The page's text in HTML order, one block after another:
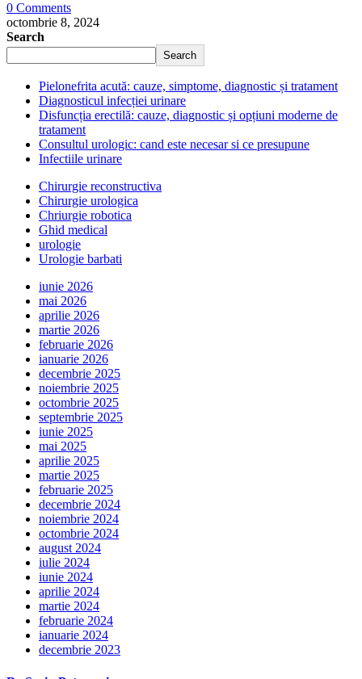
0 Comments
octombrie 8, 2024
Search
Search
Pielonefrita acută: cauze, simptome, diagnostic și tratament
Diagnosticul infecției urinare
Disfuncția erectilă: cauze, diagnostic și opțiuni moderne de
tratament
Consultul urologic: cand este necesar si ce presupune
Infectiile urinare
Chirurgie reconstructiva
Chirurgie urologica
Chriurgie robotica
Ghid medical
urologie
Urologie barbati
iunie 2026
mai 2026
aprilie 2026
martie 2026
februarie 2026
ianuarie 2026
decembrie 2025
noiembrie 2025
octombrie 2025
septembrie 2025
iunie 2025
mai 2025
aprilie 2025
martie 2025
februarie 2025
decembrie 2024
noiembrie 2024
octombrie 2024
august 2024
iulie 2024
iunie 2024
aprilie 2024
martie 2024
februarie 2024
ianuarie 2024
decembrie 2023